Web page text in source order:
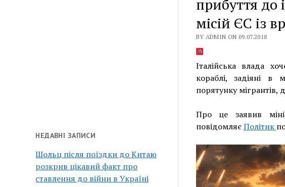
НЕДАВНІ ЗАПИСИ
Шольц після поїздки до Китаю
розкрив цікавий факт про
ставлення до війни в Україні
прибуття до
місій ЄС із
BY ADMIN ON 09.07.2018
Італійська влада
кораблі, задіяні в
порятунку мігрантів,
Про це заявив
повідомляєПолітик